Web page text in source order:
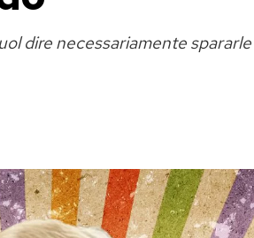
dire necessariamente